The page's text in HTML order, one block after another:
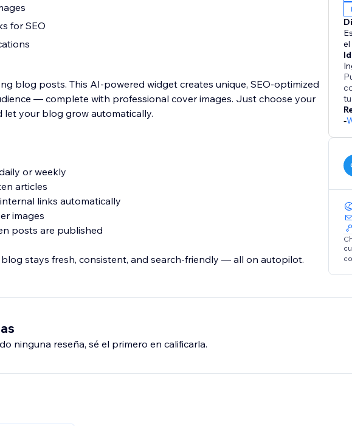
for SEO
blog posts. This AI-powered widget creates unique, SEO-optimized
— complete with professional cover images. Just choose your
let your blog grow automatically.
or weekly
articles
links automatically
images
posts are published
stays fresh, consistent, and search-friendly — all on autopilot.
-
ninguna reseña, sé el primero en calificarla.